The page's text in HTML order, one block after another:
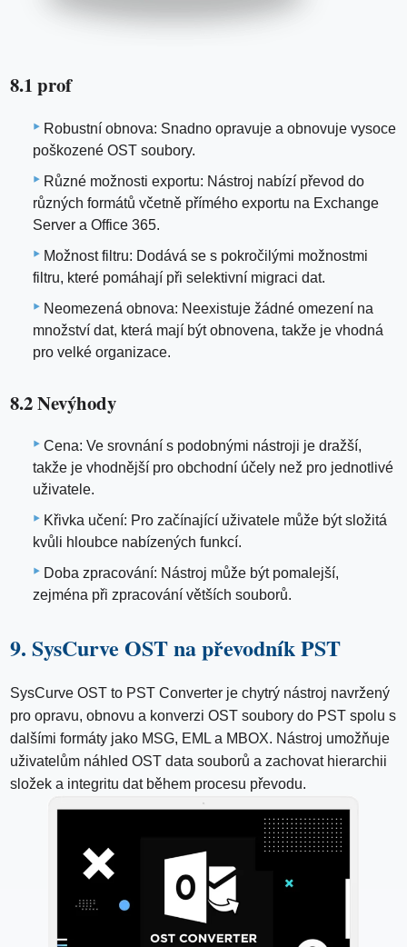
8.1 prof
Robustní obnova: Snadno opravuje a obnovuje vysoce
poškozené OST soubory.
Různé možnosti exportu: Nástroj nabízí převod do
různých formátů včetně přímého exportu na Exchange
Server a Office 365.
Možnost filtru: Dodává se s pokročilými možnostmi
filtru, které pomáhají při selektivní migraci dat.
Neomezená obnova: Neexistuje žádné omezení na
množství dat, která mají být obnovena, takže je vhodná
pro velké organizace.
8.2 Nevýhody
Cena: Ve srovnání s podobnými nástroji je dražší,
takže je vhodnější pro obchodní účely než pro jednotlivé
uživatele.
Křivka učení: Pro začínající uživatele může být složitá
kvůli hloubce nabízených funkcí.
Doba zpracování: Nástroj může být pomalejší,
zejména při zpracování větších souborů.
9. SysCurve OST na převodník PST
SysCurve OST to PST Converter je chytrý nástroj navržený
pro opravu, obnovu a konverzi OST soubory do PST spolu s
dalšími formáty jako MSG, EML a MBOX. Nástroj umožňuje
uživatelům náhled OST data souborů a zachovat hierarchii
složek a integritu dat během procesu převodu.